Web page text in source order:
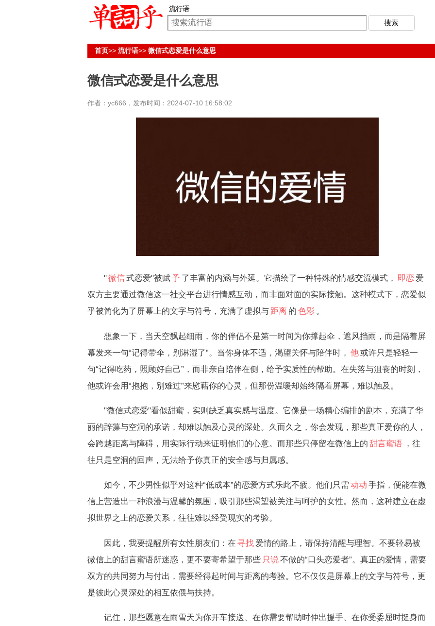
流行语
首页>> 流行语>> 微信式恋爱是什么意思
微信式恋爱是什么意思
作者：yc666，发布时间：2024-07-10 16:58:02
"微信式恋爱"被赋予 了丰富的内涵与外延。它描绘了一种特殊的情感交流模式， 即恋 爱
双方主要通过微信这一社交平台进行情感互动，而非面对面的实际接触。这种模式下，恋爱似
乎被简化为了屏幕上的文字与符号，充满了虚拟与 距离 的 色彩 。
想象一下，当天空飘起细雨，你的伴侣不是第一时间为你撑起伞，遮风挡雨，而是隔着屏
幕发来一句“记得带伞，别淋湿了”。当你身体不适，渴望关怀与陪伴时， 他或许只是轻轻一
句“记得吃药，照顾好自己”，而非亲自陪伴在侧，给予实质性的帮助。在失落与沮丧的时刻，
他或许会用“抱抱，别难过”来慰藉你的心灵，但那份温暖却始终隔着屏幕，难以触及。
"微信式恋爱"看似甜蜜，实则缺乏真实感与温度。它像是一场精心编排的剧本，充满了华
丽的辞藻与空洞的承诺，却难以触及心灵的深处。久而久之，你会发现，那些真正爱你的人，
会跨越距离与障碍，用实际行动来证明他们的心意。而那些只停留在微信上的 甜言蜜语 ，往
往只是空洞的回声，无法给予你真正的安全感与归属感。
如今，不少男性似乎对这种“低成本”的恋爱方式乐此不疲。他们只需动动 手指，便能在微
信上营造出一种浪漫与温馨的氛围，吸引那些渴望被关注与呵护的女性。然而，这种建立在虚
拟世界之上的恋爱关系，往往难以经受现实的考验。
因此，我要提醒所有女性朋友们：在 寻找 爱情的路上，请保持清醒与理智。不要轻易被
微信上的甜言蜜语所迷惑，更不要寄希望于那些 只说不做的“口头恋爱者”。真正的爱情，需要
双方的共同努力与付出，需要经得起时间与距离的考验。它不仅仅是屏幕上的文字与符号，更
是彼此心灵深处的相互依偎与扶持。
记住，那些愿意在雨雪天为你开车接送、在你需要帮助时伸出援手、在你受委屈时挺身而